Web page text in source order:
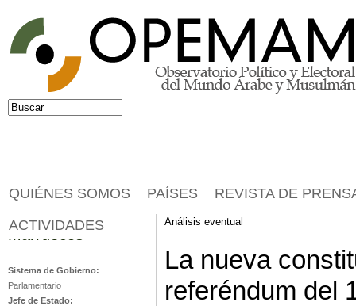
Jump to navigation
Formulario de búsqueda
Buscar
Análisis eventual
La nueva
referéndum del
QUIÉNES SOMOS PAÍSES REVISTA DE
ACTIVIDADES
Marruecos
Sistema de Gobierno:
Parlamentario
Jefe de Estado: